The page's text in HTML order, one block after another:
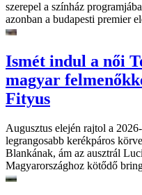
szerepel a színház
azonban a budapesti premier
Ismét indul a női
magyar
Fityus
Augusztus elején rajtol a
legrangosabb kerékpáros
Blankának, ám az ausztrál
Magyarországhoz kötődő